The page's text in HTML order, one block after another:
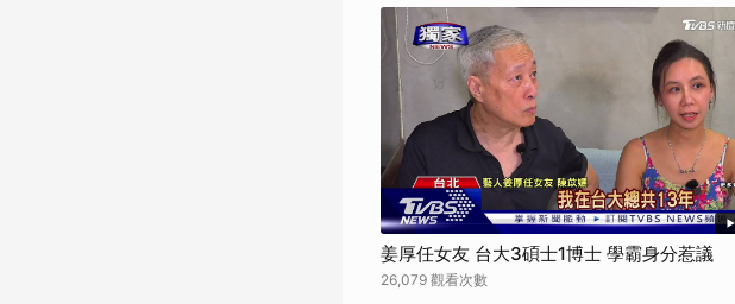
姜厚任女友 台大3碩士1博士 學霸身分惹議
26,079 觀看次數